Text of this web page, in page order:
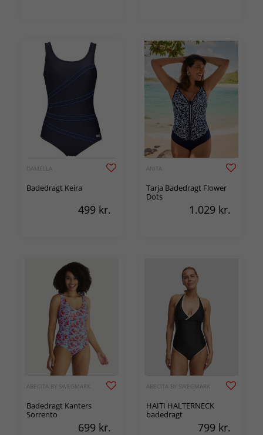
DAMELLA
Badedragt Keira
499 kr.
ANITA
Tarja Badedragt Flower
Dots
1.029 kr.
ABECITA BY SWEGMARK
Badedragt Kanters
Sorrento
699 kr.
ABECITA BY SWEGMARK
HAITI HALTERNECK
badedragt
799 kr.